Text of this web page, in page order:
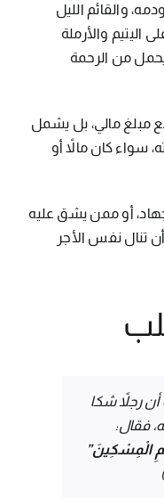
والقائم الليل
اليتيم والأرملة
من الرحمة
مبلغ مالي، بل يشمل
سواء كان مالاً أو
أو ممن يشق عليه
تنال نفس الأجر
أن رجلاً شكا
فقال:
الْمِسْكِينَ”